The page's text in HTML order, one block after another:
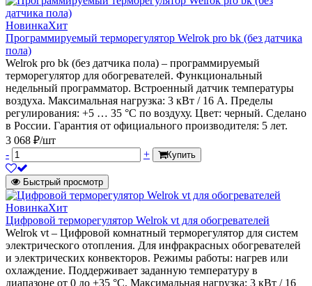
НовинкаХит
Программируемый терморегулятор Welrok pro bk (без датчика
пола)
Welrok pro bk (без датчика пола) – программируемый
терморегулятор для обогревателей. Функциональный
недельный программатор. Встроенный датчик температуры
воздуха. Максимальная нагрузка: 3 кВт / 16 А. Пределы
регулирования: +5 … 35 °С по воздуху. Цвет: черный. Сделано
в России. Гарантия от официального производителя: 5 лет.
3 068 ₽/шт
-
+ Купить
Быстрый просмотр
НовинкаХит
Цифровой терморегулятор Welrok vt для обогревателей
Welrok vt – Цифровой комнатный терморегулятор для систем
электрического отопления. Для инфракрасных обогревателей
и электрических конвекторов. Режимы работы: нагрев или
охлаждение. Поддерживает заданную температуру в
диапазоне от 0 до +35 °С. Максимальная нагрузка: 3 кВт / 16